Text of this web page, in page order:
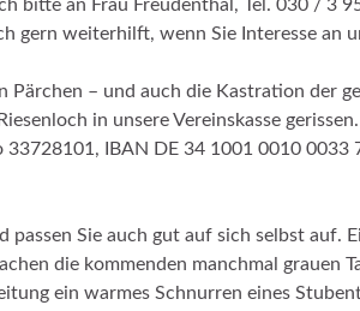
bitte an Frau Freudenthal, Tel. 030 / 3
gern weiterhilft, wenn Sie Interesse an
Pärchen – und auch die Kastration der
in unsere Vereinskasse
33728101, IBAN DE 34 1001 0010 0033
passen Sie auch gut auf sich selbst auf.
die kommenden manchmal grauen
ein warmes Schnurren eines